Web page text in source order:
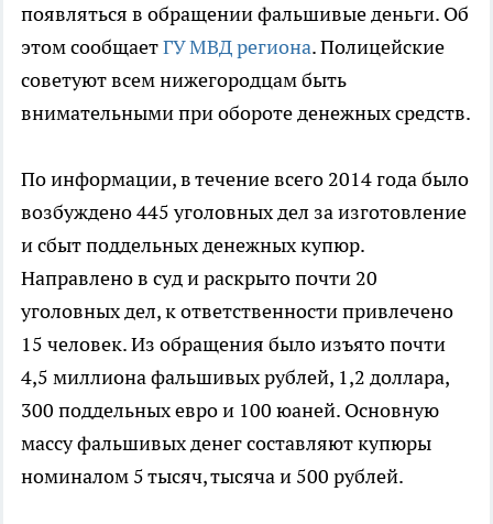
появляться в обращении фальшивые деньги. Об
этом сообщаетГУ МВД региона. Полицейские
советуют всем нижегородцам быть
внимательными при обороте денежных средств.
По информации, в течение всего 2014 года было
возбуждено 445 уголовных дел за изготовление
и сбыт поддельных денежных купюр.
Направлено в суд и раскрыто почти 20
уголовных дел, к ответственности привлечено
15 человек. Из обращения было изъято почти
4,5 миллиона фальшивых рублей, 1,2 доллара,
300 поддельных евро и 100 юаней. Основную
массу фальшивых денег составляют купюры
номиналом 5 тысяч, тысяча и 500 рублей.